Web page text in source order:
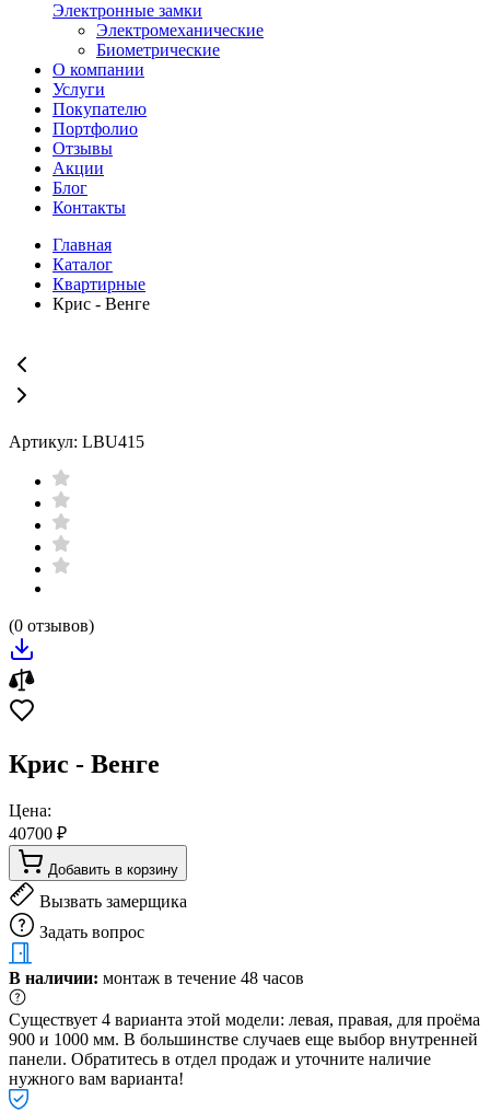
Электронные замки
Электромеханические
Биометрические
О компании
Услуги
Покупателю
Портфолио
Отзывы
Акции
Блог
Контакты
Главная
Каталог
Квартирные
Крис - Венге
Артикул: LBU415
(0 отзывов)
Крис - Венге
Цена:
40700 ₽
Добавить в корзину
Вызвать замерщика
Задать вопрос
В наличии: монтаж в течение 48 часов
Существует 4 варианта этой модели: левая, правая, для проёма
900 и 1000 мм. В большинстве случаев еще выбор внутренней
панели. Обратитесь в отдел продаж и уточните наличие
нужного вам варианта!